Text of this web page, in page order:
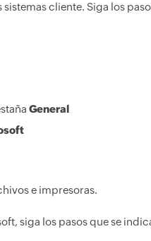
cliente. Siga los
General
e impresoras.
siga los pasos que se